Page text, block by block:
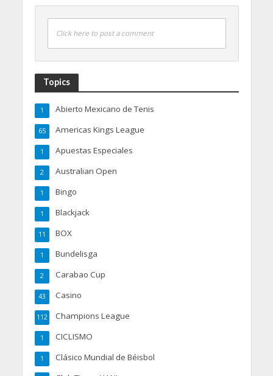
Click here to post a comment
Topics
Abierto Mexicano de Tenis
1
Americas Kings League
65
Apuestas Especiales
1
Australian Open
2
Bingo
1
Blackjack
1
BOX
11
Bundelisga
1
Carabao Cup
2
Casino
43
Champions League
112
CICLISMO
1
Clásico Mundial de Béisbol
1